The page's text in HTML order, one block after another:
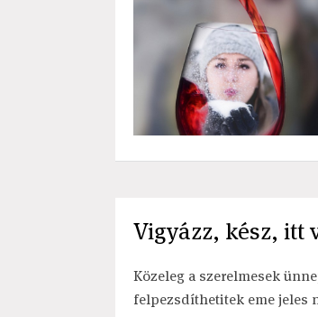
Vigyázz, kész, itt
Közeleg a szerelmesek
felpezsdíthetitek eme jeles